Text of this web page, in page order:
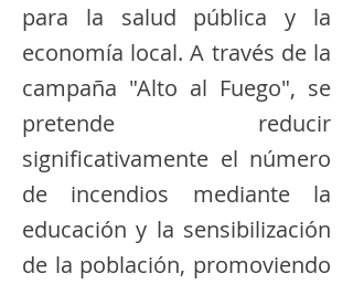
para la salud pública y la
economía local. A través de la
campaña "Alto al Fuego", se
pretende reducir
significativamente el número
de incendios mediante la
educación y la sensibilización
de la población, promoviendo